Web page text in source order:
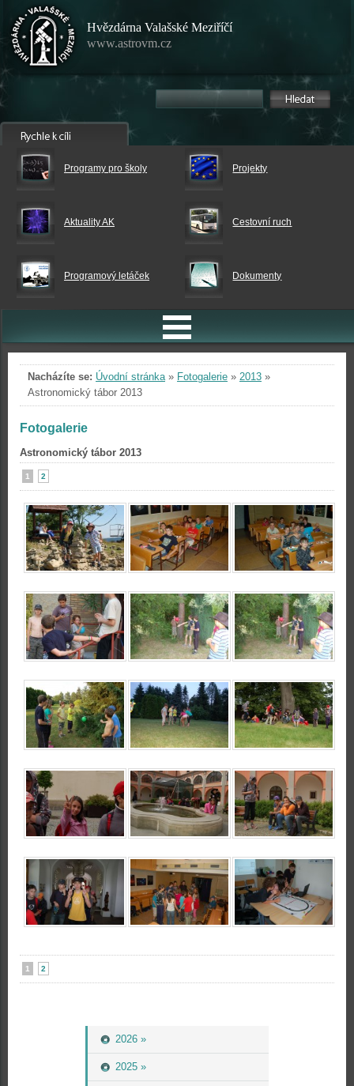
Hvězdárna Valašské Meziříčí
www.astrovm.cz
Programy pro školy Projekty
Aktuality AK Cestovní ruch
Programový letáček Dokumenty
2026 »
2025 »
Nacházíte se: Úvodní stránka» Fotogalerie » 2013 »
Astronomický tábor 2013
Fotogalerie
Astronomický tábor 2013
1 2
1 2